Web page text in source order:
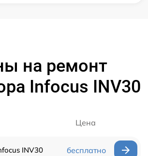
на ремонт
Infocus INV30
Цена
INV30 бесплатно